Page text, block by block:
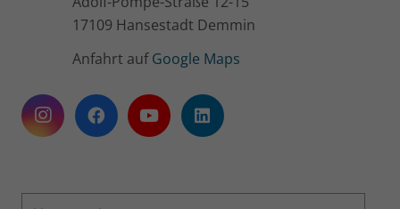
17109 Hansestadt Demmin
Anfahrt aufGoogle Maps
Bitte